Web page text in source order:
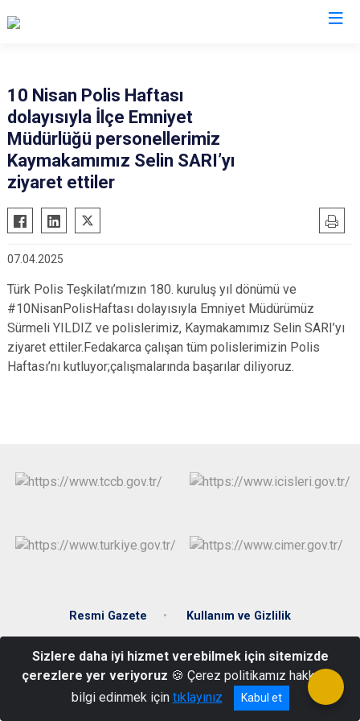
Alucra
Bulancak
Çamoluk
Dereli
Doğankent
Eynesil
Görele
Güce
10 Nisan Polis Haftası
dolayısıyla İlçe Emniyet
Müdürlüğü personellerimiz
Kaymakamımız Selin SARI’yı
ziyaret ettiler
07.04.2025
Türk Polis Teşkilatı’mızın 180. kuruluş yıl dönümü ve
#10NisanPolisHaftası dolayısıyla Emniyet Müdürümüz
Sürmeli YILDIZ ve polislerimiz, Kaymakamımız Selin SARI’yı
ziyaret ettiler.Fedakarca çalışan tüm polislerimizin Polis
Haftası’nı kutluyor;çalışmalarında başarılar diliyoruz.
Resmi Gazete Kullanım ve Gizlilik
Hükümet cad. Hükümet Konağı 28900 Keşap/Giresun
0(454) 641 40 15
Sizlere daha iyi hizmet verebilmek için sitemizde
çerezlere yer veriyoruz 🍪 Çerez politikamız hakkında
bilgi edinmek için tıklayınız Kabul et